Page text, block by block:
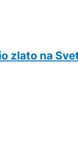
zlato na